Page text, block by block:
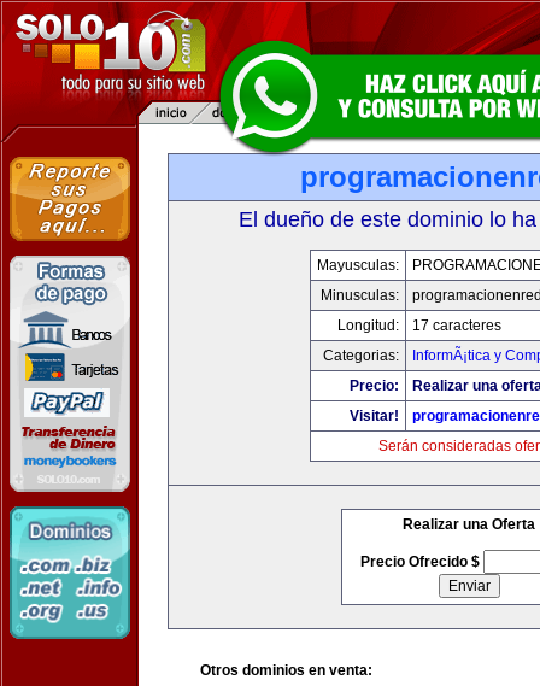
El dueño de este dominio lo
Mayusculas:
Minusculas:
Longitud:
17 caracteres
Categorias:
InformÃ¡tica y
Precio:
Realizar una
Visitar!
Serán consideradas
Realizar una Oferta
Precio Ofrecido $
Otros dominios en venta: